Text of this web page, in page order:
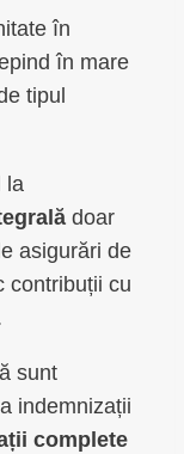
în
în mare
tipul
la
doar
asigurări de
contribuții cu
sunt
indemnizații
complete